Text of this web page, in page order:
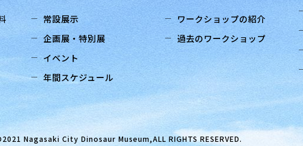
常設展示
企画展・特別展
イベント
年間スケジュール
ワークショップの紹介
過去のワークショップ
Nagasaki City Dinosaur Museum,ALL RIGHTS RESERVED.